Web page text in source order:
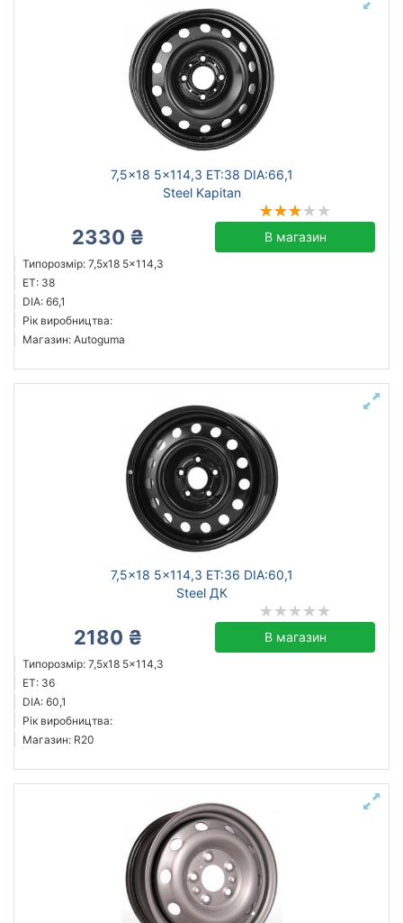
7,5x18 5x114,3 ET:38 DIA:66,1
Steel Kapitan
2330 ₴ В магазин
Типорозмір: 7,5x18 5x114,3
ET: 38
DIA: 66,1
Рік виробництва:
Магазин: Autoguma
7,5x18 5x114,3 ET:36 DIA:60,1
Steel ДК
2180 ₴ В магазин
Типорозмір: 7,5x18 5x114,3
ET: 36
DIA: 60,1
Рік виробництва:
Магазин: R20